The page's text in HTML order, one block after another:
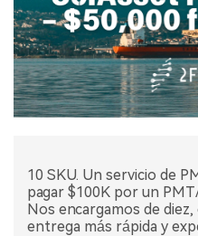
ENTREVISTA
10 SKU. Un servicio de
pagar $100K por un
Nos encargamos de
entrega más rápida y